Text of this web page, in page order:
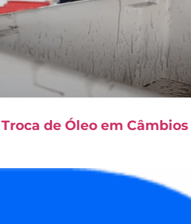
de Óleo em Câmbios